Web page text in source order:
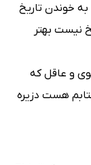
خوندن تاریخ
نیست بهتر
و عاقل که
هست دزیره